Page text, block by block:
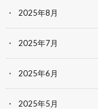
2025年8月
2025年7月
2025年6月
2025年5月